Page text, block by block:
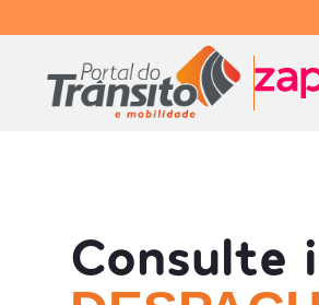
Consulte